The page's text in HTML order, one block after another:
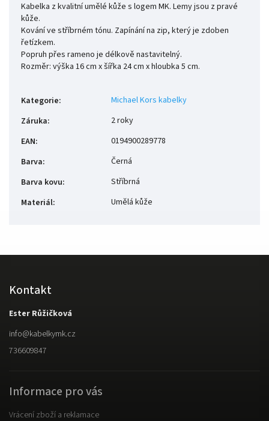
Kabelka z kvalitní umělé kůže s logem MK. Lemy jsou z pravé
kůže.
Kování ve stříbrném tónu. Zapínání na zip, který je zdoben
řetízkem.
Popruh přes rameno je délkově nastavitelný.
Rozměr: výška 16 cm x šířka 24 cm x hloubka 5 cm.
Kategorie:
Michael Kors kabelky
Záruka:
2 roky
EAN:
0194900289778
Barva:
Černá
Barva kovu:
Stříbrná
Materiál: Umělá kůže
Kontakt
Ester Růžičková
info@kabelkymk.cz
736609847
Informace pro vás
Vrácení zboží a reklamace